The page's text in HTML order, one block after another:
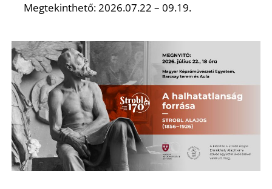
Megtekinthető: 2026.07.22 – 09.19.